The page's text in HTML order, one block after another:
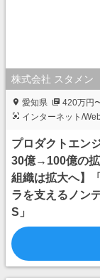
株式会社 スタメン
愛知県
420万円
インターネット/
プロダクトエン
30億→100億の拡
組織は拡大へ】
ラを支えるノン
S」